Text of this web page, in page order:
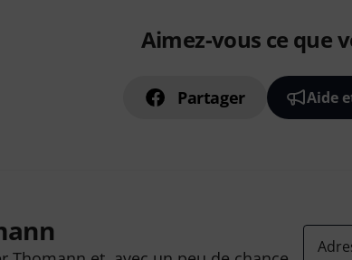
Aimez-vous ce que
Partager Aide